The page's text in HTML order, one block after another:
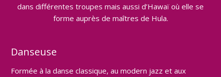
dans différentes troupes mais aussi d’Hawaï où elle se
forme auprès de maîtres de Hula.
Danseuse
Formée à la danse classique, au modern jazz et aux